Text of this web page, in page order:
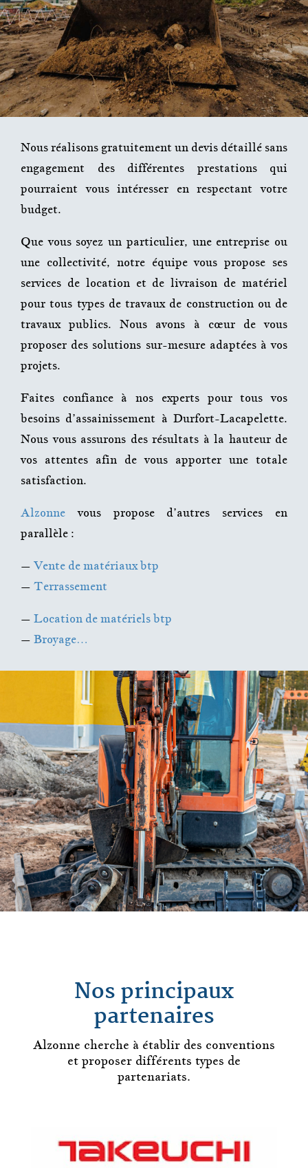
Nous réalisons gratuitement un devis détaillé sans
engagement des différentes prestations qui
pourraient vous intéresser en respectant votre
budget.
Que vous soyez un particulier, une entreprise ou
une collectivité, notre équipe vous propose ses
services de location et de livraison de matériel
pour tous types de travaux de construction ou de
travaux publics. Nous avons à cœur de vous
proposer des solutions sur-mesure adaptées à vos
projets.
Faites confiance à nos experts pour tous vos
besoins d’assainissement àDurfort-Lacapelette.
Nous vous assurons des résultats à la hauteur de
vos attentes afin de vous apporter une totale
satisfaction.
Alzonne
vous propose d’autres services en
parallèle :
– Vente de matériaux btp
– Terrassement
– Location de matériels btp
– Broyage…
Nos principaux
partenaires
Alzonne cherche à établir des conventions
et proposer différents types de
partenariats.